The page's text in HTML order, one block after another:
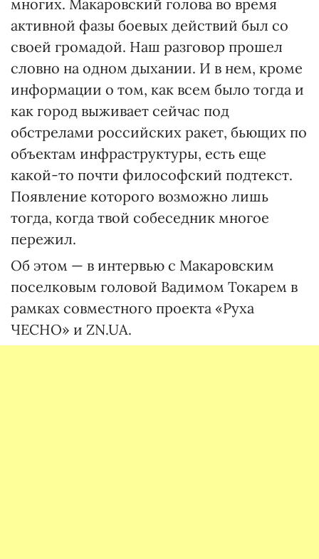
многих. Макаровский голова во время
активной фазы боевых действий был со
своей громадой. Наш разговор прошел
словно на одном дыхании. И в нем, кроме
информации о том, как всем было тогда и
как город выживает сейчас под
обстрелами российских ракет, бьющих по
объектам инфраструктуры, есть еще
какой-то почти философский подтекст.
Появление которого возможно лишь
тогда, когда твой собеседник многое
пережил.
Об этом — в интервью с Макаровским
поселковым головой Вадимом Токарем в
рамках совместного проекта «Руха
ЧЕСНО» и ZN.UA.